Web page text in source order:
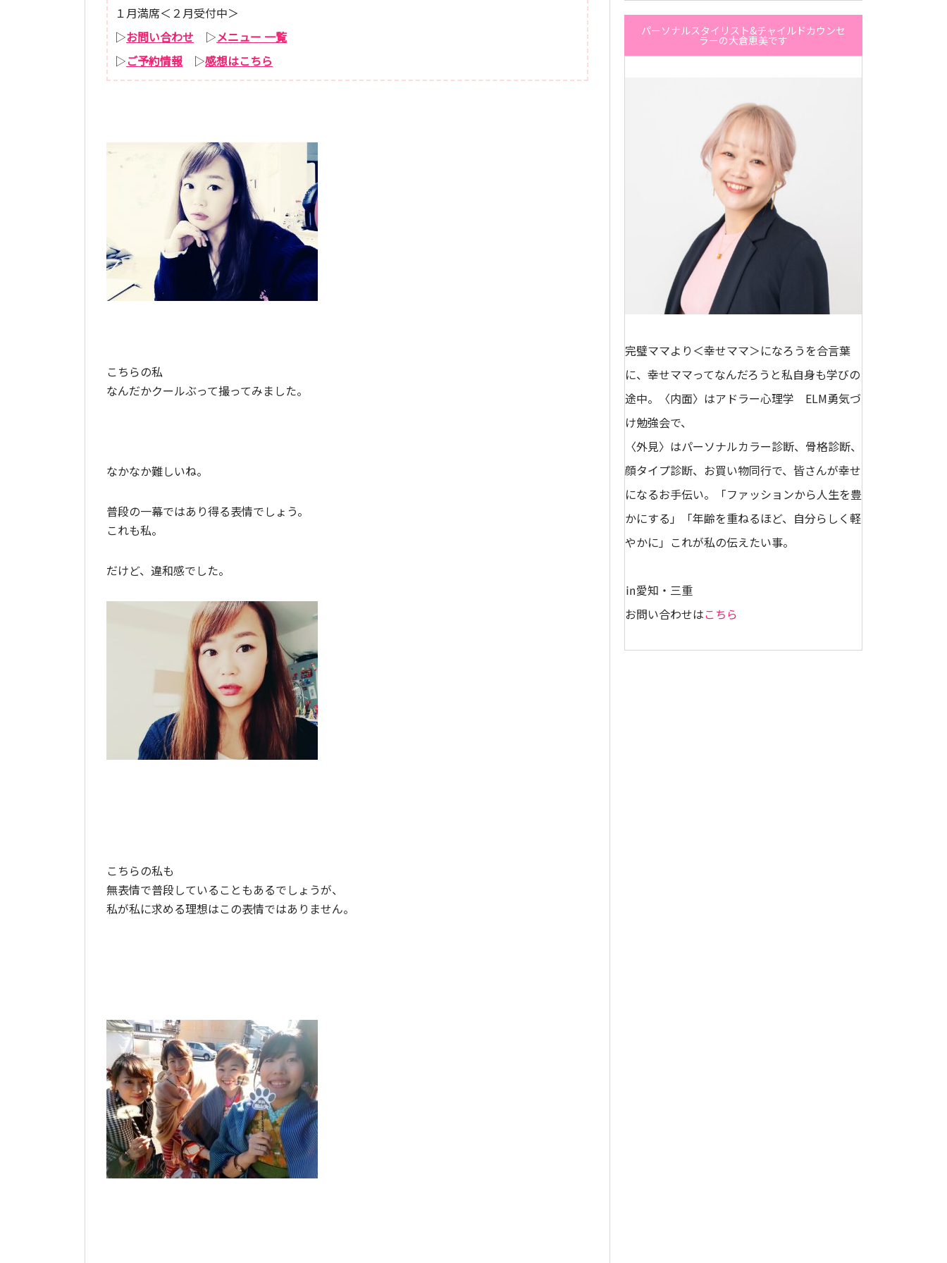
１月満席＜２月受付中＞
▷お問い合わせ ▷メニュー 一覧
▷ご予約情報▷感想はこちら
こちらの私
なんだかクールぶって撮ってみました。
なかなか難しいね。
普段の一幕ではあり得る表情でしょう。
これも私。
だけど、違和感でした。
こちらの私も
無表情で普段していることもあるでしょうが、
私が私に求める理想はこの表情ではありません。
パーソナルスタイリスト&チャイルドカウンセ
ラーの大倉恵美です
完璧ママより＜幸せママ＞になろうを合言葉
に、幸せママってなんだろうと私自身も学びの
途中。〈内面〉はアドラー心理学 ELM勇気づ
け勉強会で、
〈外見〉はパーソナルカラー診断、骨格診断、
顔タイプ診断、お買い物同行で、皆さんが幸せ
になるお手伝い。「ファッションから人生を豊
かにする」「年齢を重ねるほど、自分らしく軽
やかに」これが私の伝えたい事。
㏌愛知・三重
お問い合わせはこちら